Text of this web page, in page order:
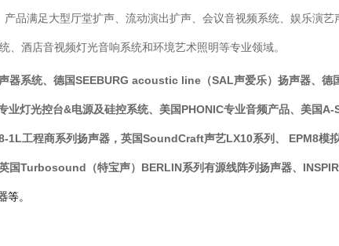
品满足大型厅堂扩声、流动演出扩声、会议音视频系统、娱乐演
酒店音视频灯光音响系统和环境艺术照明等专业领域。
器系统、德国SEEBURG acoustic line（SAL声爱乐）扬声器、德
业灯光控台&电源及硅控系统、美国PHONIC专业音频产品、美国
工程商系列扬声器，英国SoundCraft声艺LX10系列、 EPM8
国Turbosound（特宝声）BERLIN系列有源线阵列扬声器、
等。